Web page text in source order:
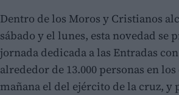
Dentro de los Moros y Cristianos
sábado y el lunes, esta novedad se
jornada dedicada a las Entradas
alrededor de 13.000 personas en
mañana el del ejército de la cruz, y